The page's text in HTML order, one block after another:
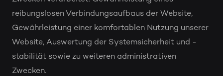
reibungslosen Verbindungsaufbaus der Website,
Gewährleistung einer komfortablen Nutzung unserer
Website, Auswertung der Systemsicherheit und -
stabilität sowie zu weiteren administrativen
Zwecken.